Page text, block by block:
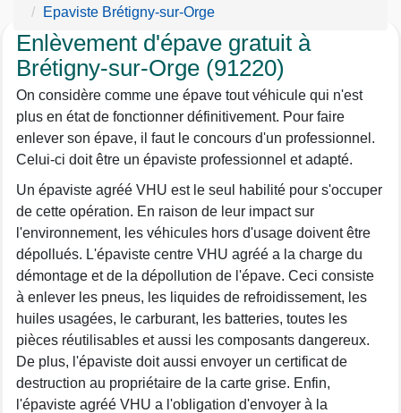
Epaviste Brétigny-sur-Orge
Enlèvement d'épave gratuit à
Brétigny-sur-Orge (91220)
On considère comme une épave tout véhicule qui n'est
plus en état de fonctionner définitivement. Pour faire
enlever son épave, il faut le concours d'un professionnel.
Celui-ci doit être un épaviste professionnel et adapté.
Un épaviste agréé VHU est le seul habilité pour s'occuper
de cette opération. En raison de leur impact sur
l'environnement, les véhicules hors d'usage doivent être
dépollués. L'épaviste centre VHU agréé a la charge du
démontage et de la dépollution de l'épave. Ceci consiste
à enlever les pneus, les liquides de refroidissement, les
huiles usagées, le carburant, les batteries, toutes les
pièces réutilisables et aussi les composants dangereux.
De plus, l'épaviste doit aussi envoyer un certificat de
destruction au propriétaire de la carte grise. Enfin,
l'épaviste agréé VHU a l'obligation d'envoyer à la